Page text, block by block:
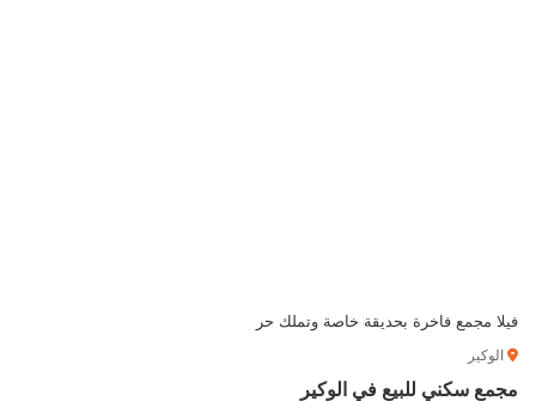
فيلا مجمع فاخرة بحديقة خاصة وتملك حر
الوكير
مجمع سكني للبيع في الوكير